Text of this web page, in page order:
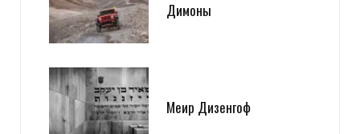
Димоны
Меир Дизенгоф